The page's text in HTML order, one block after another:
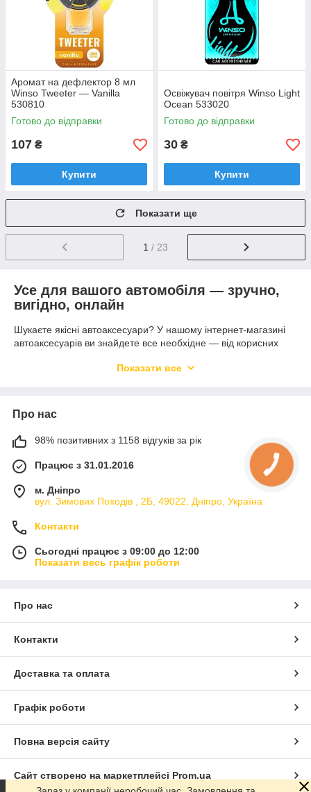
Аромат на дефлектор 8 мл
Winso Tweeter — Vanilla
530810
Готово до відправки
107 ₴
Купити
Освіжувач повітря Winso Light
Ocean 533020
Готово до відправки
30 ₴
Купити
Показати ще
1 / 23
Усе для вашого автомобіля — зручно,
вигідно, онлайн
Шукаєте якісні автоаксесуари? У нашому інтернет-магазині
автоаксесуарів ви знайдете все необхідне — від корисних
не тільки ретельно стежать за технічним станом машини, але
багажнику авто виявляються різні автопринадлежности:
насоси для підкачки коліс, органайзери, щітки для очищення
від снігу взимку і багато іншого. І магазин BiBiOil готовий
допомогти вам вибрати корисний автомобільний аксесуар.
У каталозі нашого магазину кожен автовласник може знайти
машини:
серветки для пластику;
Показати все
Про нас
98% позитивних з 1158 відгуків за рік
Працює з 31.01.2016
м. Дніпро
вул. Зимових Походiв , 2Б, 49022, Дніпро, Україна
Контакти
Сьогодні працює з 09:00 до 12:00
Показати весь графік роботи
Про нас
Контакти
Доставка та оплата
Графік роботи
Повна версія сайту
Сайт створено на маркетплейсі Prom.ua